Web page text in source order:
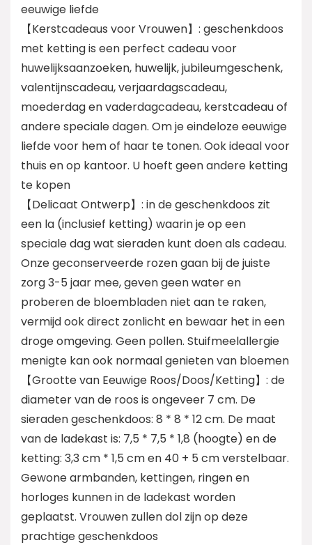
eeuwige liefde
【Kerstcadeaus voor Vrouwen】: geschenkdoos
met ketting is een perfect cadeau voor
huwelijksaanzoeken, huwelijk, jubileumgeschenk,
valentijnscadeau, verjaardagscadeau,
moederdag en vaderdagcadeau, kerstcadeau of
andere speciale dagen. Om je eindeloze eeuwige
liefde voor hem of haar te tonen. Ook ideaal voor
thuis en op kantoor. U hoeft geen andere ketting
te kopen
【Delicaat Ontwerp】: in de geschenkdoos zit
een la (inclusief ketting) waarin je op een
speciale dag wat sieraden kunt doen als cadeau.
Onze geconserveerde rozen gaan bij de juiste
zorg 3-5 jaar mee, geven geen water en
proberen de bloembladen niet aan te raken,
vermijd ook direct zonlicht en bewaar het in een
droge omgeving. Geen pollen. Stuifmeelallergie
menigte kan ook normaal genieten van bloemen
【Grootte van Eeuwige Roos/Doos/Ketting】: de
diameter van de roos is ongeveer 7 cm. De
sieraden geschenkdoos: 8 * 8 * 12 cm. De maat
van de ladekast is: 7,5 * 7,5 * 1,8 (hoogte) en de
ketting: 3,3 cm * 1,5 cm en 40 + 5 cm verstelbaar.
Gewone armbanden, kettingen, ringen en
horloges kunnen in de ladekast worden
geplaatst. Vrouwen zullen dol zijn op deze
prachtige geschenkdoos